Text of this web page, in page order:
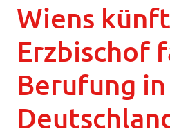
Wiens
Erzbischof
Berufung in